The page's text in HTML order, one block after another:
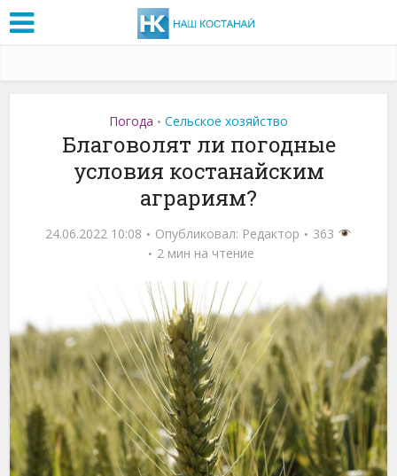
Погода • Сельское хозяйство
Благоволят ли погодные
условия костанайским
аграриям?
24.06.2022 10:08 Опубликовал: Редактор
363
2 мин на чтение